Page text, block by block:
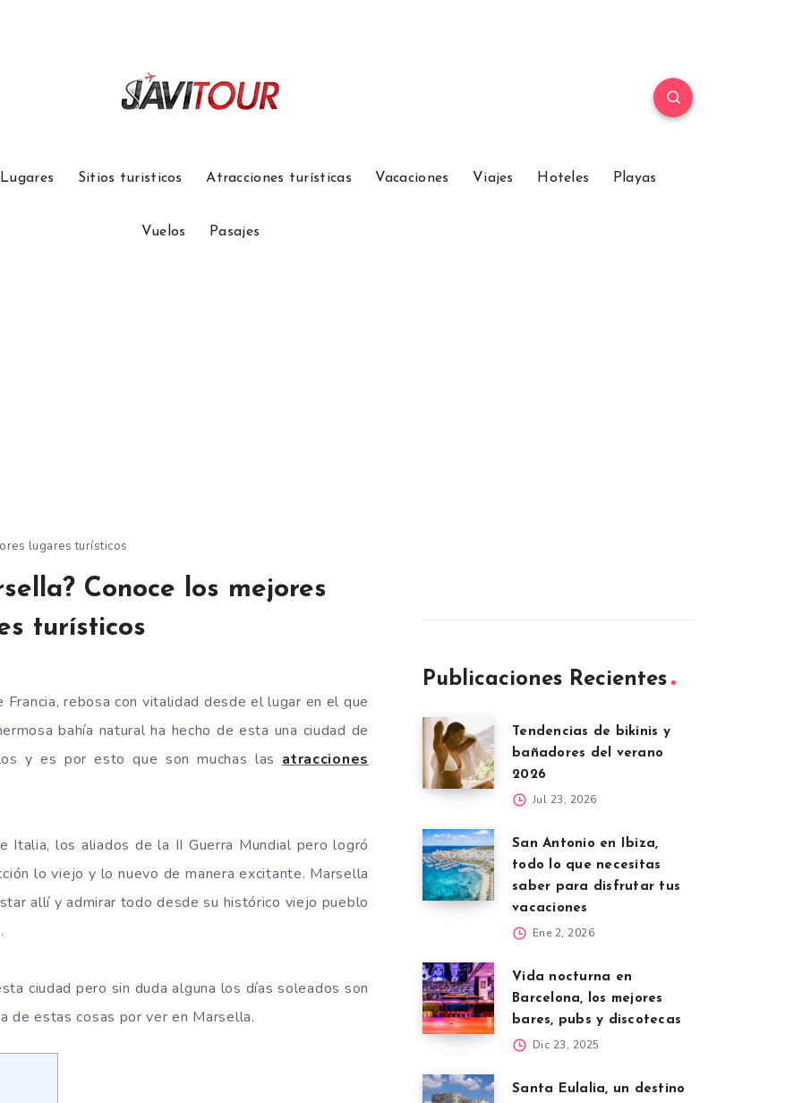
Lugares Sitios turisticos Atracciones turísticas Vacaciones Viajes Hoteles Playas
Vuelos Pasajes
lugares turísticos
Conoce los mejores
turísticos
Francia, rebosa con vitalidad desde el lugar en el que
bahía natural ha hecho de esta una ciudad de
y es por esto que son muchas las atracciones
Italia, los aliados de la II Guerra Mundial pero logró
lo viejo y lo nuevo de manera excitante. Marsella
allí y admirar todo desde su histórico viejo pueblo
ciudad pero sin duda alguna los días soleados son
de estas cosas por ver en Marsella.
Publicaciones Recientes
Tendencias de bikinis y
bañadores del verano
2026
Jul 23, 2026
San Antonio en Ibiza,
todo lo que necesitas
saber para disfrutar tus
vacaciones
Ene 2, 2026
Vida nocturna en
Barcelona, los mejores
bares, pubs y discotecas
Dic 23, 2025
Santa Eulalia, un destino